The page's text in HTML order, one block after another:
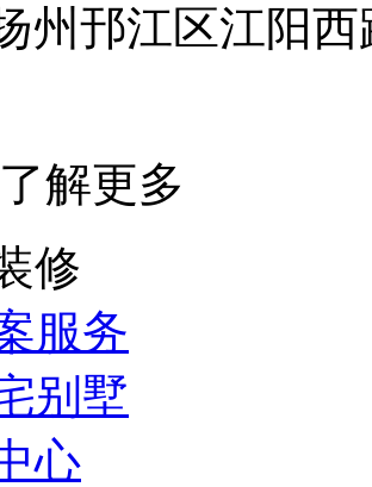
州邘江区江阳
解更多
修
服务
别墅
心